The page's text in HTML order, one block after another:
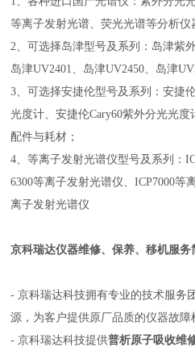
等离子发射光谱、荧光光谱等分析仪
2、可选择岛津型号及系列：岛津紫
岛津UV2401、岛津UV2450、岛津
3、可选择安捷伦型号及系列：安捷
光度计、安捷伦Cary60紫外分光光
配件与耗材；
4、等离子发射光谱仪型号及系列：
6300等离子发射光谱仪、ICP7000等
离子发射光谱仪
京科瑞达仪器维修、保养、移机服务
- 京科瑞达科技拥有专业的技术服务
源，为客户提供原厂品质的仪器故障
- 京科瑞达科技提供普析原子吸收维